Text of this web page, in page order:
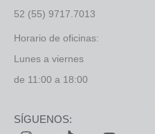
52 (55) 9717.7013
Horario de oficinas:
Lunes a viernes
de 11:00 a 18:00
SÍGUENOS: